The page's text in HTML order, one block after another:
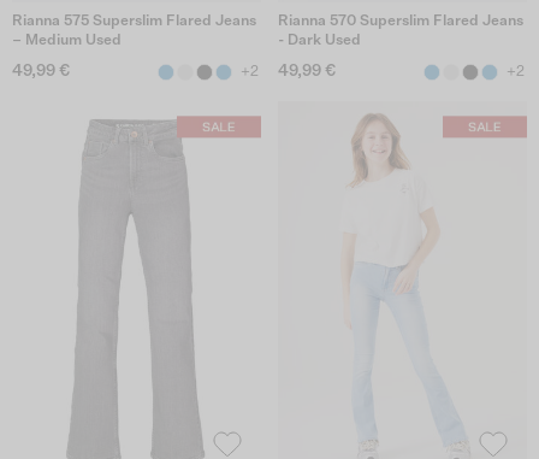
Rianna 575 Superslim Flared Jeans
– Medium Used
49,99 € +2
Rianna 570 Superslim Flared Jeans
- Dark Used
49,99 € +2